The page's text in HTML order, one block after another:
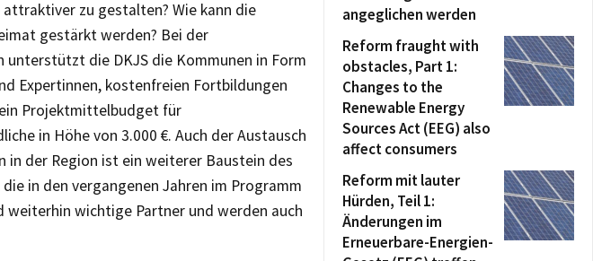
zu gestalten? Wie kann die
gestärkt werden? Bei der
die DKJS die Kommunen in Form
Expertinnen, kostenfreien Fortbildungen
Projektmittelbudget für
in Höhe von 3.000 €. Auch der Austausch
in der Region ist ein weiterer Baustein des
in den vergangenen Jahren im Programm
wichtige Partner und werden auch
angeglichen werden
Reform fraught with
obstacles, Part 1:
Changes to the
Renewable Energy
Sources Act (EEG) also
affect consumers
Reform mit lauter
Hürden, Teil 1:
Änderungen im
Erneuerbare-Energien-